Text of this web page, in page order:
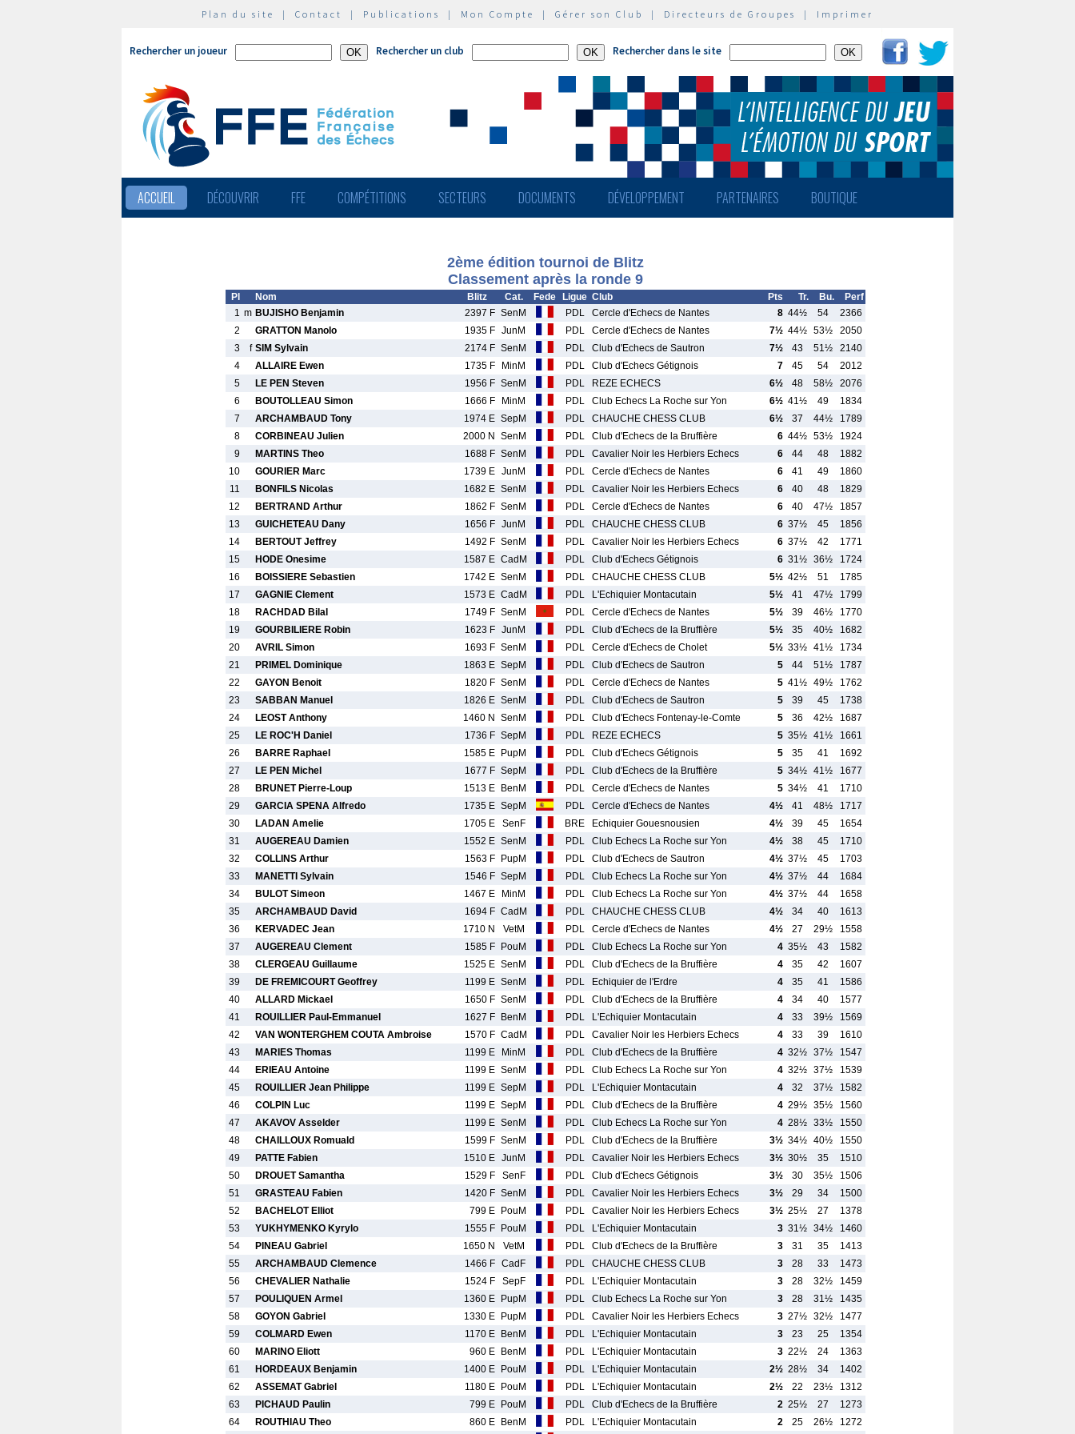
Plan du site | Contact | Publications | Mon Compte | Gérer son Club | Directeurs de Groupes | Imprimer
Rechercher un joueur Rechercher un club Rechercher dans le site
ACCUEIL DÉCOUVRIR FFE COMPÉTITIONS SECTEURS DOCUMENTS DÉVELOPPEMENT PARTENAIRES BOUTIQUE
2ème édition tournoi de Blitz
Classement après la ronde 9
Pl Nom Blitz Cat. Fede Ligue Club Pts Tr. Bu.
Perf
1 m BUJISHO Benjamin 2397 F SenM PDL Cercle d'Echecs de Nantes 8 44½ 54
2366
2
GRATTON Manolo 1935 F JunM PDL Cercle d'Echecs de Nantes 7½ 44½ 53½
2050
3
f SIM Sylvain 2174 F SenM PDL Club d'Echecs de Sautron 7½ 43 51½
2140
4
ALLAIRE Ewen 1735 F MinM PDL Club d'Echecs Gétignois 7 45 54
2012
5
LE PEN Steven 1956 F SenM PDL REZE ECHECS 6½ 48 58½
2076
6
BOUTOLLEAU Simon 1666 F MinM PDL Club Echecs La Roche sur Yon 6½ 41½ 49
1834
7
ARCHAMBAUD Tony 1974 E SepM PDL CHAUCHE CHESS CLUB 6½ 37 44½
1789
8
CORBINEAU Julien 2000 N SenM PDL Club d'Echecs de la Bruffière 6 44½ 53½
1924
9
MARTINS Theo 1688 F SenM PDL Cavalier Noir les Herbiers Echecs 6 44 48
1882
10
GOURIER Marc 1739 E JunM PDL Cercle d'Echecs de Nantes 6 41 49
1860
11
BONFILS Nicolas 1682 E SenM PDL Cavalier Noir les Herbiers Echecs 6 40 48
1829
12
BERTRAND Arthur 1862 F SenM PDL Cercle d'Echecs de Nantes 6 40 47½
1857
13
GUICHETEAU Dany 1656 F JunM PDL CHAUCHE CHESS CLUB 6 37½ 45
1856
14
BERTOUT Jeffrey 1492 F SenM PDL Cavalier Noir les Herbiers Echecs 6 37½ 42
1771
15
HODE Onesime 1587 E CadM PDL Club d'Echecs Gétignois 6 31½ 36½
1724
16
BOISSIERE Sebastien 1742 E SenM PDL CHAUCHE CHESS CLUB 5½ 42½ 51
1785
17
GAGNIE Clement 1573 E CadM PDL L'Echiquier Montacutain 5½ 41 47½
1799
18
RACHDAD Bilal 1749 F SenM PDL Cercle d'Echecs de Nantes 5½ 39 46½
1770
19
GOURBILIERE Robin 1623 F JunM PDL Club d'Echecs de la Bruffière 5½ 35 40½
1682
20
AVRIL Simon 1693 F SenM PDL Cercle d'Echecs de Cholet 5½ 33½ 41½
1734
21
PRIMEL Dominique 1863 E SepM PDL Club d'Echecs de Sautron 5 44 51½
1787
22
GAYON Benoit 1820 F SenM PDL Cercle d'Echecs de Nantes 5 41½ 49½
1762
23
SABBAN Manuel 1826 E SenM PDL Club d'Echecs de Sautron 5 39 45
1738
24
LEOST Anthony 1460 N SenM PDL Club d'Echecs Fontenay-le-Comte 5 36 42½
1687
25
LE ROC'H Daniel 1736 F SepM PDL REZE ECHECS 5 35½ 41½
1661
26
BARRE Raphael 1585 E PupM PDL Club d'Echecs Gétignois 5 35 41
1692
27
LE PEN Michel 1677 F SepM PDL Club d'Echecs de la Bruffière 5 34½ 41½
1677
28
BRUNET Pierre-Loup 1513 E BenM PDL Cercle d'Echecs de Nantes 5 34½ 41
1710
29
GARCIA SPENA Alfredo 1735 E SepM PDL Cercle d'Echecs de Nantes 4½ 41 48½
1717
30
LADAN Amelie 1705 E SenF BRE Echiquier Gouesnousien 4½ 39 45
1654
31
AUGEREAU Damien 1552 E SenM PDL Club Echecs La Roche sur Yon 4½ 38 45
1710
32
COLLINS Arthur 1563 F PupM PDL Club d'Echecs de Sautron 4½ 37½ 45
1703
33
MANETTI Sylvain 1546 F SepM PDL Club Echecs La Roche sur Yon 4½ 37½ 44
1684
34
BULOT Simeon 1467 E MinM PDL Club Echecs La Roche sur Yon 4½ 37½ 44
1658
35
ARCHAMBAUD David 1694 F CadM PDL CHAUCHE CHESS CLUB 4½ 34 40
1613
36
KERVADEC Jean 1710 N VetM PDL Cercle d'Echecs de Nantes 4½ 27 29½
1558
37
AUGEREAU Clement 1585 F PouM PDL Club Echecs La Roche sur Yon 4 35½ 43
1582
38
CLERGEAU Guillaume 1525 E SenM PDL Club d'Echecs de la Bruffière 4 35 42
1607
39
DE FREMICOURT Geoffrey 1199 E SenM PDL Echiquier de l'Erdre 4 35 41
1586
40
ALLARD Mickael 1650 F SenM PDL Club d'Echecs de la Bruffière 4 34 40
1577
41
ROUILLIER Paul-Emmanuel 1627 F BenM PDL L'Echiquier Montacutain 4 33 39½
1569
42
VAN WONTERGHEM COUTA Ambroise 1570 F CadM PDL Cavalier Noir les Herbiers Echecs 4 33 39
1610
43
MARIES Thomas 1199 E MinM PDL Club d'Echecs de la Bruffière 4 32½ 37½
1547
44
ERIEAU Antoine 1199 E SenM PDL Club Echecs La Roche sur Yon 4 32½ 37½
1539
45
ROUILLIER Jean Philippe 1199 E SepM PDL L'Echiquier Montacutain 4 32 37½
1582
46
COLPIN Luc 1199 E SepM PDL Club d'Echecs de la Bruffière 4 29½ 35½
1560
47
AKAVOV Asselder 1199 E SenM PDL Club Echecs La Roche sur Yon 4 28½ 33½
1550
48
CHAILLOUX Romuald 1599 F SenM PDL Club d'Echecs de la Bruffière 3½ 34½ 40½
1550
49
PATTE Fabien 1510 E JunM PDL Cavalier Noir les Herbiers Echecs 3½ 30½ 35
1510
50
DROUET Samantha 1529 F SenF PDL Club d'Echecs Gétignois 3½ 30 35½
1506
51
GRASTEAU Fabien 1420 F SenM PDL Cavalier Noir les Herbiers Echecs 3½ 29 34
1500
52
BACHELOT Elliot 799 E PouM PDL Cavalier Noir les Herbiers Echecs 3½ 25½ 27
1378
53
YUKHYMENKO Kyrylo 1555 F PouM PDL L'Echiquier Montacutain 3 31½ 34½
1460
54
PINEAU Gabriel 1650 N VetM PDL Club d'Echecs de la Bruffière 3 31 35
1413
55
ARCHAMBAUD Clemence 1466 F CadF PDL CHAUCHE CHESS CLUB 3 28 33
1473
56
CHEVALIER Nathalie 1524 F SepF PDL L'Echiquier Montacutain 3 28 32½
1459
57
POULIQUEN Armel 1360 E PupM PDL Club Echecs La Roche sur Yon 3 28 31½
1435
58
GOYON Gabriel 1330 E PupM PDL Cavalier Noir les Herbiers Echecs 3 27½ 32½
1477
59
COLMARD Ewen 1170 E BenM PDL L'Echiquier Montacutain 3 23 25
1354
60
MARINO Eliott 960 E BenM PDL L'Echiquier Montacutain 3 22½ 24
1363
61
HORDEAUX Benjamin 1400 E PouM PDL L'Echiquier Montacutain 2½ 28½ 34
1402
62
ASSEMAT Gabriel 1180 E PouM PDL L'Echiquier Montacutain 2½ 22 23½
1312
63
PICHAUD Paulin 799 E PouM PDL Club d'Echecs de la Bruffière 2 25½ 27
1273
64
ROUTHIAU Theo 860 E BenM PDL L'Echiquier Montacutain 2 25 26½ 1272